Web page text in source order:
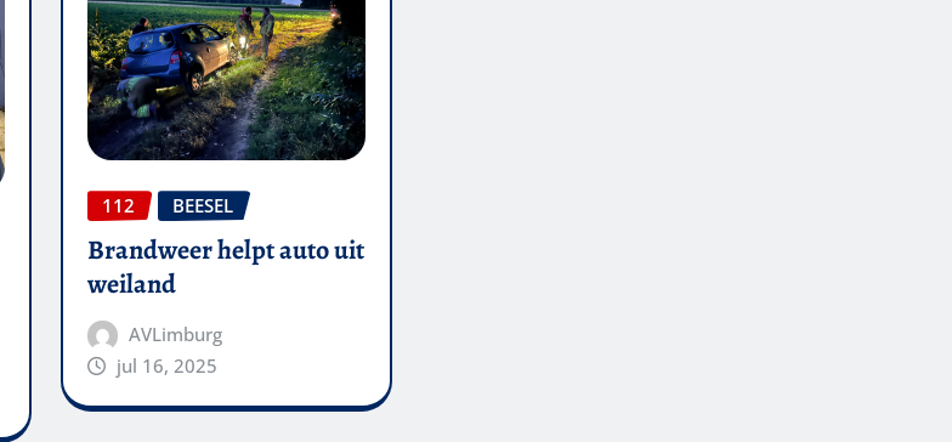
112 BEESEL
Brandweer helpt auto uit
weiland
AVLimburg
jul 16, 2025